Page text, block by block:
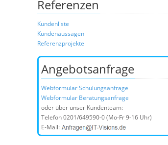
Referenzen
Kundenliste
Kundenaussagen
Referenzprojekte
Angebotsanfrage
Webformular Schulungsanfrage
Webformular Beratungsanfrage
oder über unser Kundenteam:
Telefon0201/649590-0(Mo-Fr 9-16 Uhr)
E-Mail: